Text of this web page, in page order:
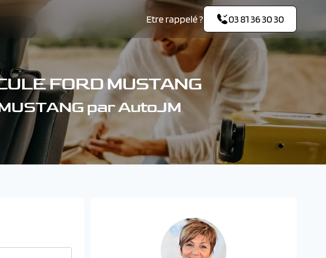
Etre rappelé ? 03 81 36 30 30
FORD MUSTANG
par AutoJM